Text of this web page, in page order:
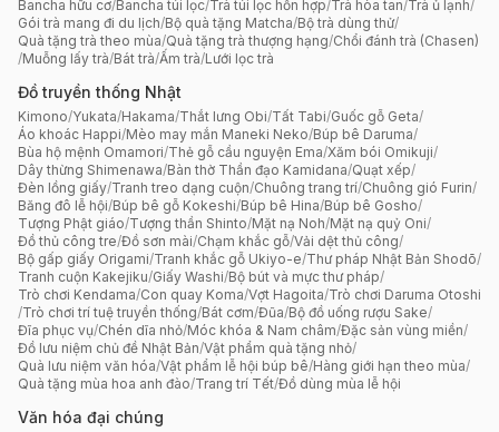
Bancha hữu cơ/Bancha túi lọc/Trà túi lọc hỗn hợp/Trà hòa tan/Trà ủ lạnh/
Gói trà mang đi du lịch/Bộ quà tặng Matcha/Bộ trà dùng thử/
Quà tặng trà theo mùa/Quà tặng trà thượng hạng/Chổi đánh trà (Chasen)
/Muỗng lấy trà/Bát trà/Ấm trà/Lưới lọc trà
Đồ truyền thống Nhật
Kimono/Yukata/Hakama/Thắt lưng Obi/Tất Tabi/Guốc gỗ Geta/
Áo khoác Happi/Mèo may mắn Maneki Neko/Búp bê Daruma/
Bùa hộ mệnh Omamori/Thẻ gỗ cầu nguyện Ema/Xăm bói Omikuji/
Dây thừng Shimenawa/Bàn thờ Thần đạo Kamidana/Quạt xếp/
Đèn lồng giấy/Tranh treo dạng cuộn/Chuông trang trí/Chuông gió Furin/
Băng đô lễ hội/Búp bê gỗ Kokeshi/Búp bê Hina/Búp bê Gosho/
Tượng Phật giáo/Tượng thần Shinto/Mặt nạ Noh/Mặt nạ quỷ Oni/
Đồ thủ công tre/Đồ sơn mài/Chạm khắc gỗ/Vải dệt thủ công/
Bộ gấp giấy Origami/Tranh khắc gỗ Ukiyo-e/Thư pháp Nhật Bản Shodō/
Tranh cuộn Kakejiku/Giấy Washi/Bộ bút và mực thư pháp/
Trò chơi Kendama/Con quay Koma/Vợt Hagoita/Trò chơi Daruma Otoshi
/Trò chơi trí tuệ truyền thống/Bát cơm/Đũa/Bộ đồ uống rượu Sake/
Đĩa phục vụ/Chén dĩa nhỏ/Móc khóa & Nam châm/Đặc sản vùng miền/
Đồ lưu niệm chủ đề Nhật Bản/Vật phẩm quà tặng nhỏ/
Quà lưu niệm văn hóa/Vật phẩm lễ hội búp bê/Hàng giới hạn theo mùa/
Quà tặng mùa hoa anh đào/Trang trí Tết/Đồ dùng mùa lễ hội
Văn hóa đại chúng